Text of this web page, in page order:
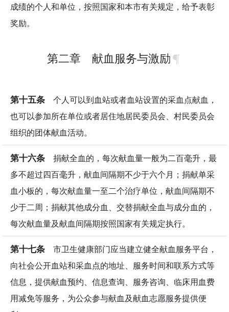
成绩的个人和单位，按照国家和本市有关规定，给予表彰
奖励。
第二章 献血服务与激励
第十五条 个人可以到血站或者血站设置的采血点献血，
也可以参加所在单位或者居住地居民委员会、村民委员会
组织的团体献血活动。
第十六条 捐献全血的，每次献血量一般为二百毫升，最
多不超过四百毫升，献血间隔期不少于六个月；捐献单采
血小板的，每次献血量一至二个治疗单位，献血间隔期不
少于二周；捐献其他成分血、交替捐献全血与成分血的，
每次献血量及献血间隔期按照国家有关规定执行。
第十七条 市卫生健康部门应当建立健全献血服务平台，
向社会公开血站和采血点的地址、服务时间和联系方式等
信息，提供献血预约、信息查询、服务咨询、临床用血费
用减免等服务，为公众参与献血及献血志愿服务提供便